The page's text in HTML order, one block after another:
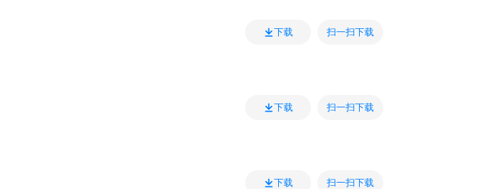
下载 扫一扫下载
下载 扫一扫下载
下载 扫一扫下载